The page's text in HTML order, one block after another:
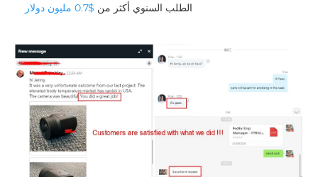
الطلب السنوي أكثر من $0.7 مليون دولار